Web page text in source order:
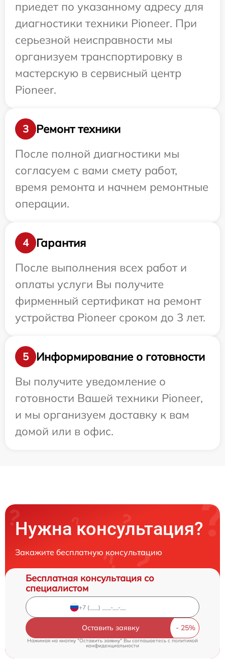
приедет по указанному адресу для
диагностики техники Pioneer. При
серьезной неисправности мы
организуем транспортировку в
мастерскую в сервисный центр
Pioneer.
3
Ремонт техники
После полной диагностики мы
согласуем с вами смету работ,
время ремонта и начнем ремонтные
операции.
4
Гарантия
После выполнения всех работ и
оплаты услуги Вы получите
фирменный сертификат на ремонт
устройства Pioneer сроком до 3 лет.
5
Информирование о готовности
Вы получите уведомление о
готовности Вашей техники Pioneer,
и мы организуем доставку к вам
домой или в офис.
Нужна консультация?
Закажите бесплатную консультацию
Бесплатная консультация со
специалистом
Оставить заявку
Нажимая на кнопку "Оставить заявку" Вы соглашаетесь cполитикой
конфиденциальности